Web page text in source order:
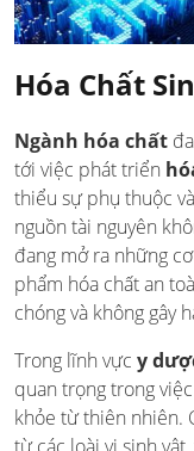
Hóa Chất
Ngành hóa chất
tới việc phát triển
thiểu sự phụ thuộc
nguồn tài nguyên
đang mở ra những
phẩm hóa chất an
chóng và không gây
Trong lĩnh vực y
quan trọng trong
khỏe từ thiên nhiên.